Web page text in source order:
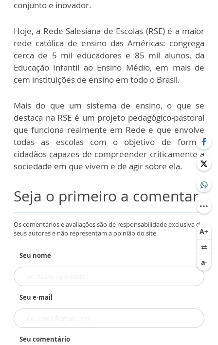
conjunto e inovador.
Hoje, a Rede Salesiana de Escolas (RSE) é a maior
rede católica de ensino das Américas: congrega
cerca de 5 mil educadores e 85 mil alunos, da
Educação Infantil ao Ensino Médio, em mais de
cem instituições de ensino em todo o Brasil.
Mais do que um sistema de ensino, o que se
destaca na RSE é um projeto pedagógico-pastoral
que funciona realmente em Rede e que envolve
todas as escolas com o objetivo de formar
cidadãos capazes de compreender criticamente a
sociedade em que vivem e de agir sobre ela.
Seja o primeiro a comentar
Os comentários e avaliações são de responsabilidade exclusiva de
seus autores e não representam a opinião do site.
Seu nome
Seu e-mail
Seu comentário